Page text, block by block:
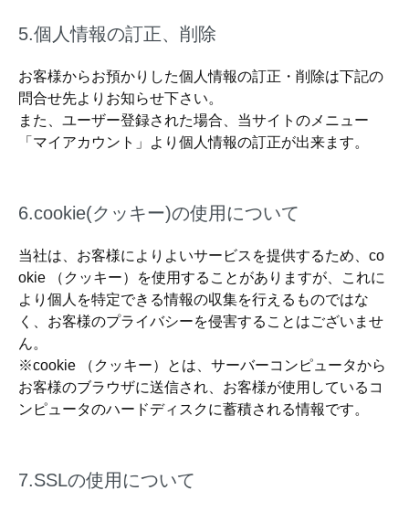
5.個人情報の訂正、削除
お客様からお預かりした個人情報の訂正・削除は下記の
問合せ先よりお知らせ下さい。
また、ユーザー登録された場合、当サイトのメニュー
「マイアカウント」より個人情報の訂正が出来ます。
6.cookie(クッキー)の使用について
当社は、お客様によりよいサービスを提供するため、co
okie （クッキー）を使用することがありますが、これに
より個人を特定できる情報の収集を行えるものではな
く、お客様のプライバシーを侵害することはございませ
ん。
※cookie （クッキー）とは、サーバーコンピュータから
お客様のブラウザに送信され、お客様が使用しているコ
ンピュータのハードディスクに蓄積される情報です。
7.SSLの使用について